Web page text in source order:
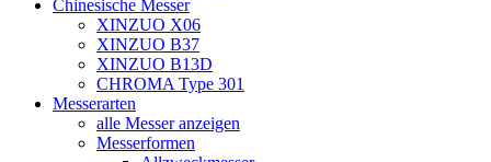
Chinesische Messer
XINZUO X06
XINZUO B37
XINZUO B13D
CHROMA Type 301
Messerarten
alle Messer anzeigen
Messerformen